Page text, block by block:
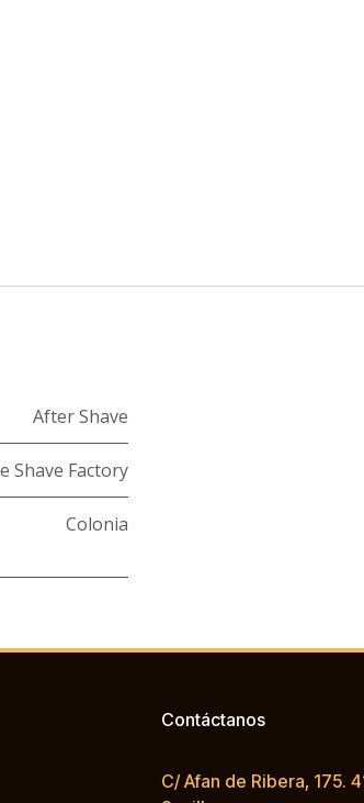
After Shave
Shave Factory
Colonia
Contáctanos
C/ Afan de Ribera, 175.